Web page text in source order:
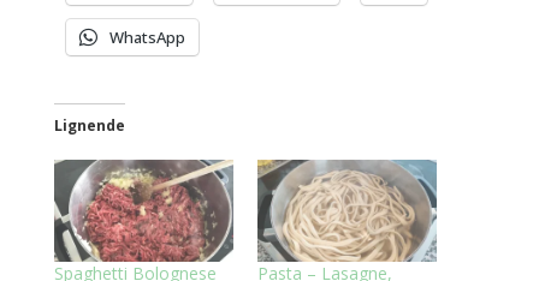
WhatsApp
Lignende
Spaghetti Bolognese
Pasta – Lasagne,